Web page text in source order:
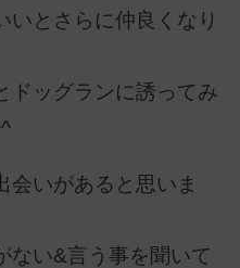
いとさらに仲良くなり
ドッグランに誘ってみ
会いがあると思いま
ない&言う事を聞いて